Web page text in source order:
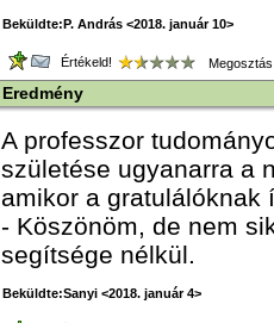
Beküldte:P. András <2018. január 10>
Értékeld!
Eredmény
A professzor
születése ugyanarra a
amikor a gratulálóknak
- Köszönöm, de nem
segítsége nélkül.
Beküldte:Sanyi <2018. január 4>